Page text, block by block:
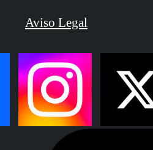
Aviso Legal